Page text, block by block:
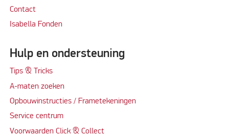
Contact
Isabella Fonden
Hulp en ondersteuning
Tips & Tricks
A-maten zoeken
Opbouwinstructies / Frametekeningen
Service centrum
Voorwaarden Click & Collect